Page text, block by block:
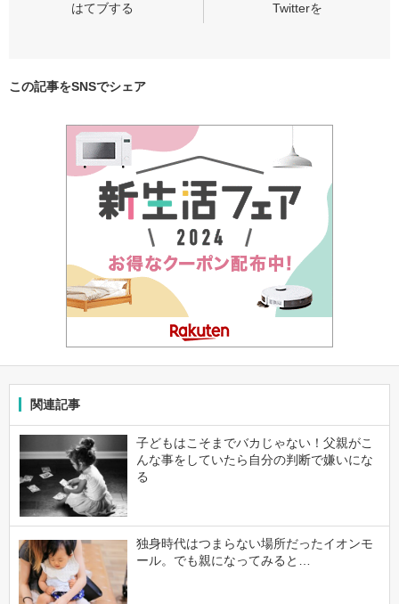
この記事をSNSでシェア
関連記事
子どもはこそまでバカじゃない！父親がこ
んな事をしていたら自分の判断で嫌いにな
る
独身時代はつまらない場所だったイオンモ
ール。でも親になってみると…